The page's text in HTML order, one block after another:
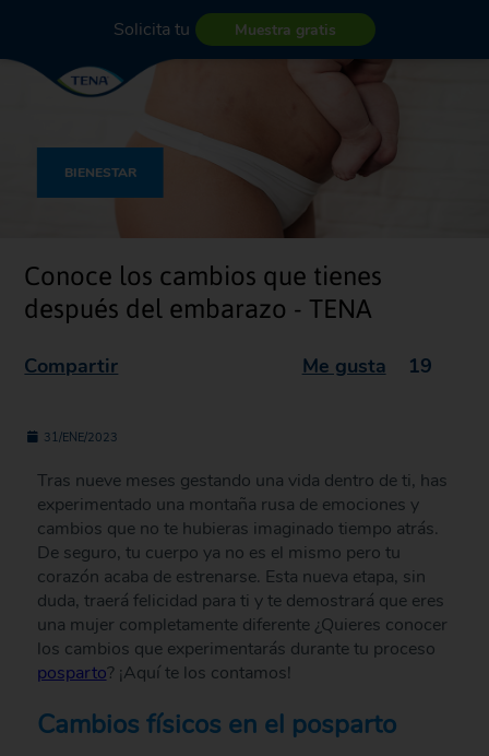
Solicita tu Muestra gratis
BIENESTAR
Conoce los cambios que tienes
después del embarazo - TENA
Compartir Me gusta 19
31/ENE/2023
Tras nueve meses gestando una vida dentro de ti, has
experimentado una montaña rusa de emociones y
cambios que no te hubieras imaginado tiempo atrás.
De seguro, tu cuerpo ya no es el mismo pero tu
corazón acaba de estrenarse. Esta nueva etapa, sin
duda, traerá felicidad para ti y te demostrará que eres
una mujer completamente diferente ¿Quieres conocer
los cambios que experimentarás durante tu proceso
posparto? ¡Aquí te los contamos!
Cambios físicos en el posparto